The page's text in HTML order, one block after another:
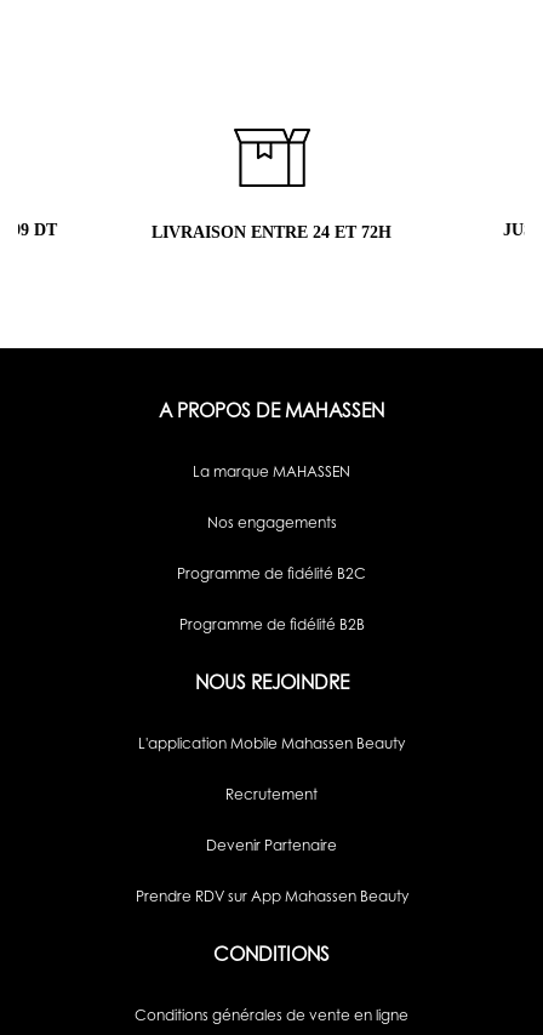
99 DT LIVRAISON ENTRE 24 ET 72H
A PROPOS DE MAHASSEN
La marque MAHASSEN
Nos engagements
Programme de fidélité B2C
Programme de fidélité B2B
NOUS REJOINDRE
L'application Mobile Mahassen Beauty
Recrutement
Devenir Partenaire
Prendre RDV sur App Mahassen Beauty
CONDITIONS
Conditions générales de vente en ligne